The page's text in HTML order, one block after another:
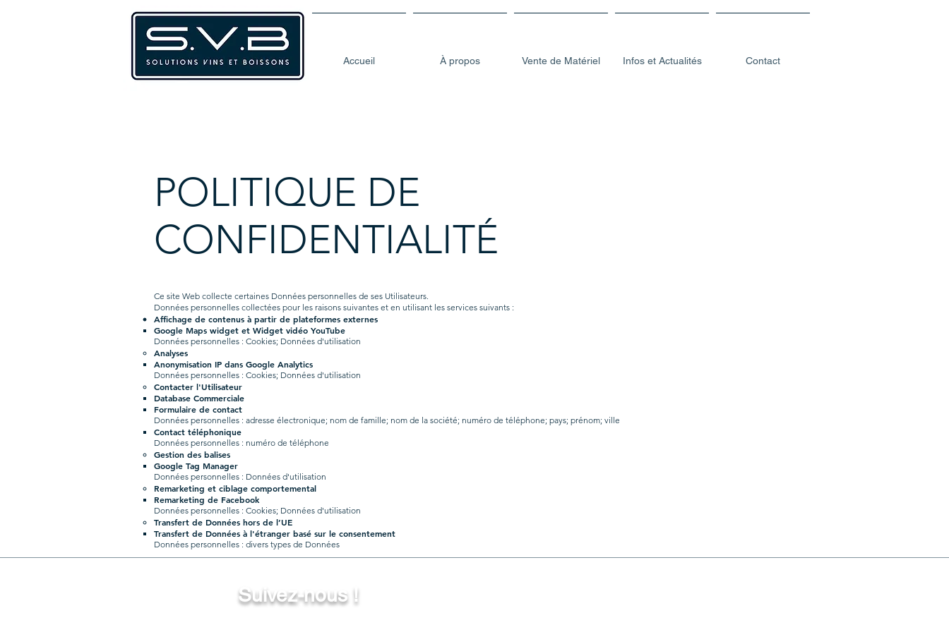
Accueil À propos Vente de Matériel Infos et Actualités Contact
POLITIQUE DE
CONFIDENTIALITÉ
Ce site Web collecte certaines Données personnelles de ses Utilisateurs.
Données personnelles collectées pour les raisons suivantes et en utilisant les services suivants :
Affichage de contenus à partir de plateformes externes
Google Maps widget et Widget vidéo YouTube
Données personnelles : Cookies; Données d'utilisation
Analyses
Anonymisation IP dans Google Analytics
Données personnelles : Cookies; Données d'utilisation
Contacter l'Utilisateur
Database Commerciale
Formulaire de contact
Données personnelles : adresse électronique; nom de famille; nom de la société; numéro de téléphone; pays; prénom; ville
Contact téléphonique
Données personnelles : numéro de téléphone
Gestion des balises
Google Tag Manager
Données personnelles : Données d'utilisation
Remarketing et ciblage comportemental
Remarketing de Facebook
Données personnelles : Cookies; Données d'utilisation
Transfert de Données hors de l’UE
Transfert de Données à l'étranger basé sur le consentement
Données personnelles : divers types de Données
Suivez-nous !